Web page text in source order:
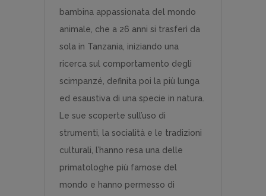
bambina appassionata del mondo
animale, che a 26 anni si trasferì da
sola in Tanzania, iniziando una
ricerca sul comportamento degli
scimpanzé, definita poi la più lunga
ed esaustiva di una specie in natura.
Le sue scoperte sull’uso di
strumenti, la socialità e le tradizioni
culturali, l’hanno resa una delle
primatologhe più famose del
mondo e hanno permesso di